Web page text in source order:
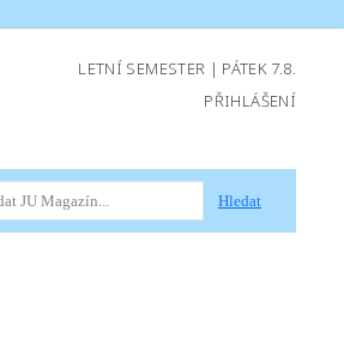
LETNÍ SEMESTER | PÁTEK 7.8.
PŘIHLÁŠENÍ
Hledat